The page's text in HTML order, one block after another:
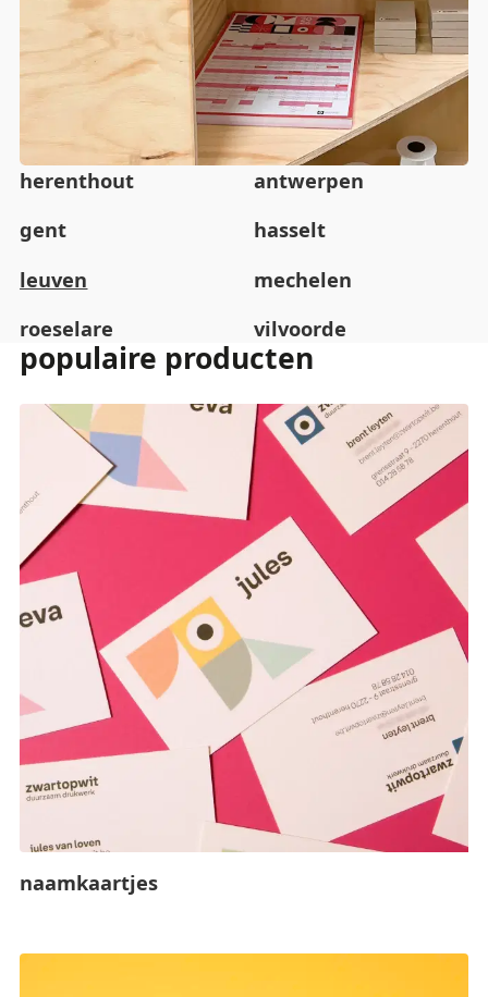
herenthout
antwerpen
gent
hasselt
leuven
mechelen
roeselare
vilvoorde
populaire producten
naamkaartjes